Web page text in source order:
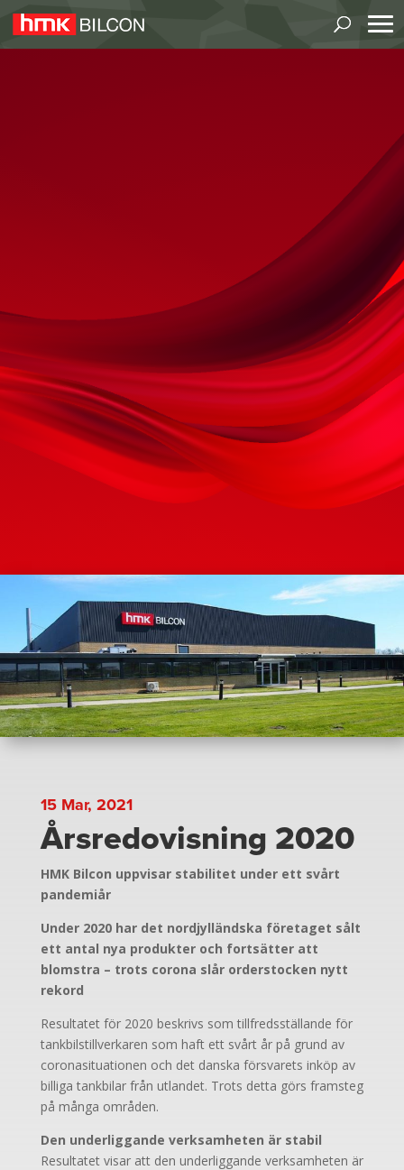
15 Mar, 2021
Årsredovisning 2020
HMK Bilcon uppvisar stabilitet under ett svårt
pandemiår
Under 2020 har det nordjylländska företaget sålt
ett antal nya produkter och fortsätter att
blomstra – trots corona slår orderstocken nytt
rekord
Resultatet för 2020 beskrivs som tillfredsställande för
tankbilstillverkaren som haft ett svårt år på grund av
coronasituationen och det danska försvarets inköp av
billiga tankbilar från utlandet. Trots detta görs framsteg
på många områden.
Den underliggande verksamheten är stabil
Resultatet visar att den underliggande verksamheten är